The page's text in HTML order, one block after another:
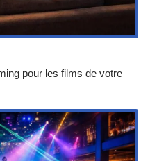
pour les films de votre